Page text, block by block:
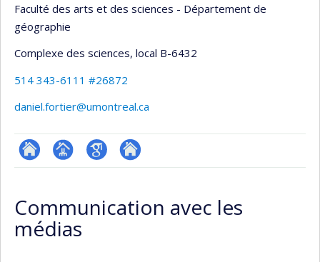
Faculté des arts et des sciences - Département de
géographie
Complexe des sciences, local B-6432
514 343-6111 #26872
daniel.fortier@umontreal.ca
ResearchGate
Page
(faculté,département,école)
GoogleAutre
web
Communication avec les
médias